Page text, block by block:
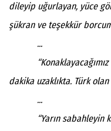
dileyip uğurlayan, yüce
şükran ve teşekkür
...
“Konaklayacağımız G
dakika uzaklıkta. Türk
...
“Yarın sabahleyin